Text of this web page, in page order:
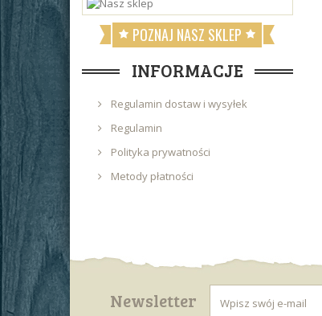
POZNAJ NASZ SKLEP
INFORMACJE
Regulamin dostaw i wysyłek
Regulamin
Polityka prywatności
Metody płatności
Newsletter